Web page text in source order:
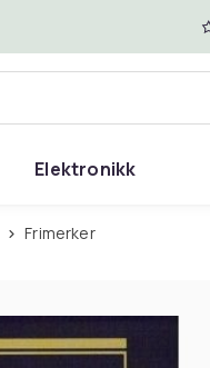
Elektronikk
Frimerker